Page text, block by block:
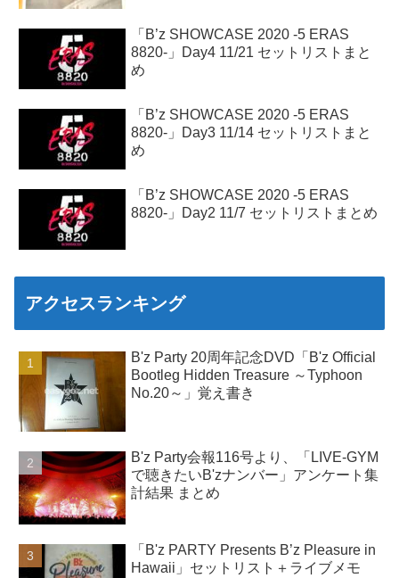
「B’z SHOWCASE 2020 -5 ERAS
8820-」Day4 11/21 セットリストまと
め
「B’z SHOWCASE 2020 -5 ERAS
8820-」Day3 11/14 セットリストまと
め
「B’z SHOWCASE 2020 -5 ERAS
8820-」Day2 11/7 セットリストまとめ
アクセスランキング
B'z Party 20周年記念DVD「B'z Official
Bootleg Hidden Treasure ～Typhoon
No.20～」覚え書き
B'z Party会報116号より、「LIVE-GYM
で聴きたいB'zナンバー」アンケート集
計結果 まとめ
「B'z PARTY Presents B’z Pleasure in
Hawaii」セットリスト＋ライブメモ